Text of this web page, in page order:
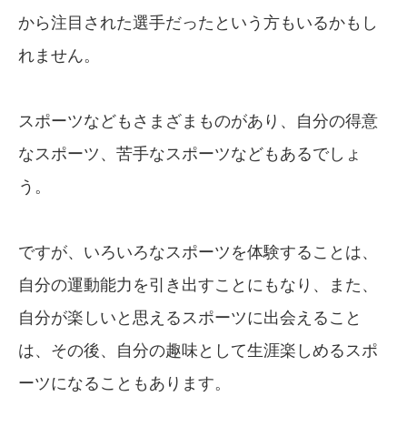
から注目された選手だったという方もいるかもし
れません。
スポーツなどもさまざまものがあり、自分の得意
なスポーツ、苦手なスポーツなどもあるでしょ
う。
ですが、いろいろなスポーツを体験することは、
自分の運動能力を引き出すことにもなり、また、
自分が楽しいと思えるスポーツに出会えること
は、その後、自分の趣味として生涯楽しめるスポ
ーツになることもあります。